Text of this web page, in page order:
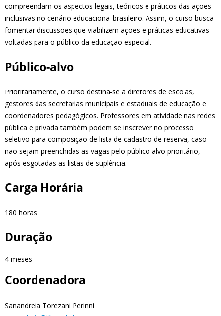
compreendam os aspectos legais, teóricos e práticos das ações
inclusivas no cenário educacional brasileiro. Assim, o curso busca
fomentar discussões que viabilizem ações e práticas educativas
voltadas para o público da educação especial.
Público-alvo
Prioritariamente, o curso destina-se a diretores de escolas,
gestores das secretarias municipais e estaduais de educação e
coordenadores pedagógicos. Professores em atividade nas redes
pública e privada também podem se inscrever no processo
seletivo para composição de lista de cadastro de reserva, caso
não sejam preenchidas as vagas pelo público alvo prioritário,
após esgotadas as listas de suplência.
Carga Horária
180 horas
Duração
4 meses
Coordenadora
Sanandreia Torezani Perinni